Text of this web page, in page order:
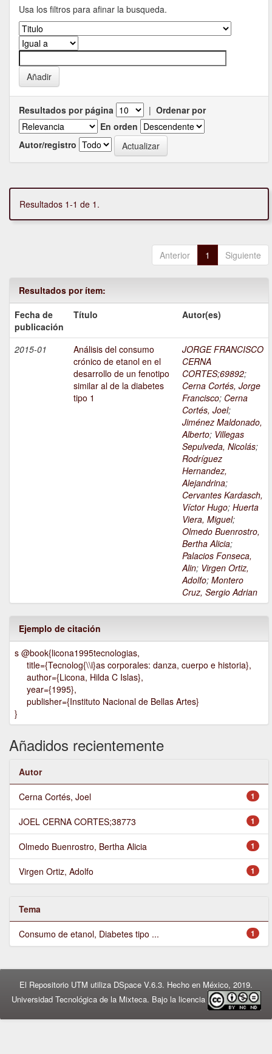
Usa los filtros para afinar la busqueda.
Resultados por página | Ordenar por
En orden
Autor/registro
Resultados 1-1 de 1.
Anterior 1 Siguiente
Resultados por ítem:
Fecha de
publicación
Título Autor(es)
2015-01
Análisis del consumo
crónico de etanol en el
desarrollo de un fenotipo
similar al de la diabetes
tipo 1
JORGE FRANCISCO
CERNA
CORTES;69892;
Cerna Cortés, Jorge
Francisco; Cerna
Cortés, Joel;
Jiménez Maldonado,
Alberto; Villegas
Sepulveda, Nicolás;
Rodríguez
Hernandez,
Alejandrina;
Cervantes Kardasch,
Víctor Hugo; Huerta
Viera, Miguel;
Olmedo Buenrostro,
Bertha Alicia;
Palacios Fonseca,
Alin; Virgen Ortiz,
Adolfo; Montero
Cruz, Sergio Adrian
Ejemplo de citación
s @book{licona1995tecnologias,
title={Tecnolog{\\i}as corporales: danza, cuerpo e historia},
author={Licona, Hilda C Islas},
year={1995},
publisher={Instituto Nacional de Bellas Artes}
}
Añadidos recientemente
Autor
1
Cerna Cortés, Joel
1
JOEL CERNA CORTES;38773
1
Olmedo Buenrostro, Bertha Alicia
1
Virgen Ortiz, Adolfo
Tema
1
Consumo de etanol, Diabetes tipo ...
El Repositorio UTM utiliza DSpace V.6.3. Hecho en México, 2019.
Universidad Tecnológica de la Mixteca. Bajo la licencia